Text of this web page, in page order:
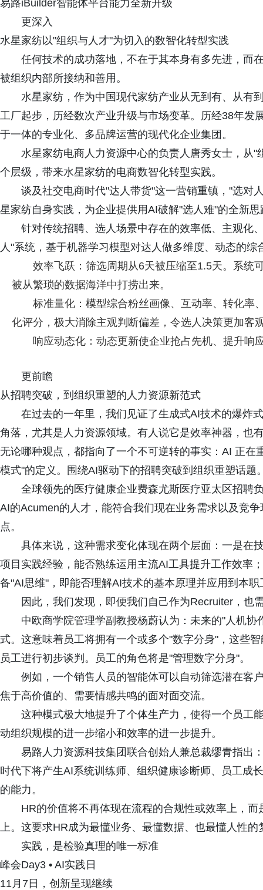
易路iBuilder智能体平台能力全新升级
更深入
水星家纺以"组织与人才"为切入的数智化转型实践
任何技术的成功落地，不在于其本身有多先进，而
被组织内部所接纳和善用。
水星家纺，作为中国现代家纺产业从无到有、从有
工厂起步，历经数次产业升级与市场变革。历经38年发
于一体的专业化、多品牌运营的现代化企业集团。
水星家纺电商人力资源中心的负责人唐秀女士，从
个层级，带来水星家纺的电商数智化转型实践。
谈及社交电商时代"达人带货"这一营销重镇，"选对
星家纺自身实践，为企业提供用AI破解"选人难"的全新思
针对传统招聘、选人场景中存在的效率低、主观化
人"系统，基于机器学习模型对达人做多维度、动态的
效率飞跃：筛选周期从6天被压缩至1.5天。系统
被从繁琐的数据海洋中打捞出来。
标准量化：模型综合粉丝画像、互动率、转化率
化评分，极大消除主观判断偏差，令选人决策更加客
响应动态化：动态更新使企业抢占先机、提升响
更前瞻
从招聘突破，到组织重塑的人力资源新范式
在过去的一年里，我们见证了生成式AI技术的爆炸
角落，尤其是人力资源领域。有人说它是效率神器，也
无论哪种观点，都指向了一个不可逆转的事实：AI 正
模式"的定义。围绕AI驱动下的招聘突破到组织重塑话题
全球领先的医疗健康企业费森尤斯医疗亚太区招聘
AI的Acumen的人才，能符合我们现在业务需求以及竞
点。
具体来说，这种需求变化体现在两个层面：一是在
项目实践经验，能否熟练运用主流AI工具提升工作效率
备"AI思维"，即能否理解AI技术的基本原理并应用到本职
因此，我们发现，即便我们自己作为Recruiter，也
中欧商学院管理学副教授杨蔚认为：未来的"人机
式。这意味着员工将拥有一个或多个"数字分身"，这些
员工进行初步谈判。员工的角色将是"管理数字分身"。
例如，一个销售人员的智能体可以自动筛选潜在客
焦于高价值的、需要情感共鸣的面对面交流。
这种模式极大地提升了个体生产力，使得一个员工
动组织规模的进一步缩小和效率的进一步提升。
易路人力资源科技集团联合创始人兼总裁缪青指出
时代下将产生AI系统训练师、组织健康诊断师、员工成
的能力。
HR的价值将不再体现在流程的合规性或效率上，
上。这要求HR成为最懂业务、最懂数据、也最懂人性的
实践，是检验真理的唯一标准
峰会Day3 • AI实践日
11月7日，创新呈现继续